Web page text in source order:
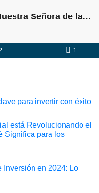
Piso en venta en Avenida Nuestra Señora de la Paz, 1
2 1
para invertir con éxito
está Revolucionando el
Significa para los
Inversión en 2024: Lo